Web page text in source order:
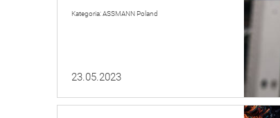
23.05.2023
Kategoria: ASSMANN Poland